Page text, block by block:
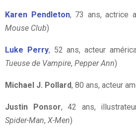
Karen Pendleton, 73 ans, actrice
Mouse Club)
Luke Perry, 52 ans, acteur
Tueuse de Vampire, Pepper Ann)
Michael J. Pollard, 80 ans, acteur
Justin Ponsor, 42 ans,
Spider-Man, X-Men)